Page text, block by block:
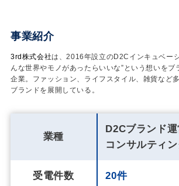
事業紹介
3rd株式会社は、2016年設立のD2Cインキュベー
んな世界やモノがあったらいいな”という想いをブ
企業。ファッション、ライフスタイル、雑貨など
ブランドを展開している。
業種
D2Cブランド
コンサルティ
受電件数 20件